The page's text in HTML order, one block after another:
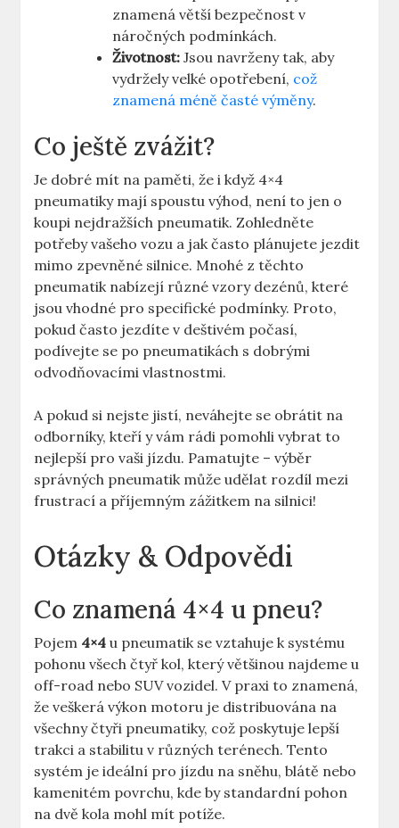
znamená větší bezpečnost v
náročných podmínkách.
Životnost: Jsou navrženy tak, aby
vydržely velké opotřebení, což
znamená méně časté výměny.
Co ještě zvážit?
Je dobré mít na paměti, že i když 4×4
pneumatiky mají spoustu výhod, není to jen o
koupi nejdražších pneumatik. Zohledněte
potřeby vašeho vozu a jak často plánujete jezdit
mimo zpevněné silnice. Mnohé z těchto
pneumatik nabízejí různé vzory dezénů, které
jsou vhodné pro specifické podmínky. Proto,
pokud často jezdíte v deštivém počasí,
podívejte se po pneumatikách s dobrými
odvodňovacími vlastnostmi.
A pokud si nejste jistí, neváhejte se obrátit na
odborníky, kteří y vám rádi pomohli vybrat to
nejlepší pro vaši jízdu. Pamatujte – výběr
správných pneumatik může udělat rozdíl mezi
frustrací a příjemným zážitkem na silnici!
Otázky & Odpovědi
Co znamená 4×4 u pneu?
Pojem 4×4 u pneumatik se vztahuje k systému
pohonu všech čtyř kol, který většinou najdeme u
off-road nebo SUV vozidel. V praxi to znamená,
že veškerá výkon motoru je distribuována na
všechny čtyři pneumatiky, což poskytuje lepší
trakci a stabilitu v různých terénech. Tento
systém je ideální pro jízdu na sněhu, blátě nebo
kamenitém povrchu, kde by standardní pohon
na dvě kola mohl mít potíže.